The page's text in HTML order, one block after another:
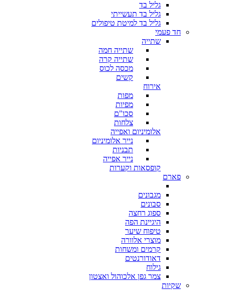
גליל בד
גליל בד תעשייתי
גליל בד למיטת טיפולים
חד פעמי
שתייה
שתייה חמה
שתייה קרה
מכסה לכוס
קשים
אירוח
מפות
מפיות
סכו"ם
צלחות
אלומיניום ואפייה
נייר אלומיניום
תבניות
נייר אפייה
קופסאות וקערות
פארם
מגבונים
סבונים
ספוג רחצה
היגיינת הפה
טיפוח שיער
מוצרי אלוורה
קרמים ומשחות
דאודורנטים
גילוח
צמר גפן אלכוהול ואצטון
שקיות